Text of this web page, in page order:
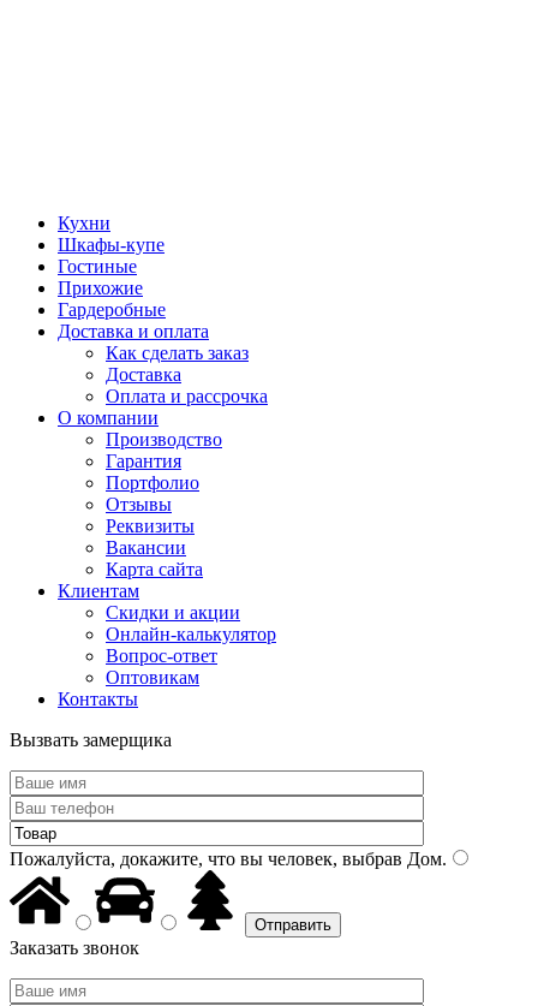
Кухни
Шкафы-купе
Гостиные
Прихожие
Гардеробные
Доставка и оплата
Как сделать заказ
Доставка
Оплата и рассрочка
О компании
Производство
Гарантия
Портфолио
Отзывы
Реквизиты
Вакансии
Карта сайта
Клиентам
Скидки и акции
Онлайн-калькулятор
Вопрос-ответ
Оптовикам
Контакты
Вызвать замерщика
Пожалуйста, докажите, что вы человек, выбрав Дом.
Заказать звонок